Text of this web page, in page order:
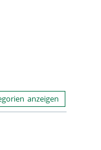
anzeigen